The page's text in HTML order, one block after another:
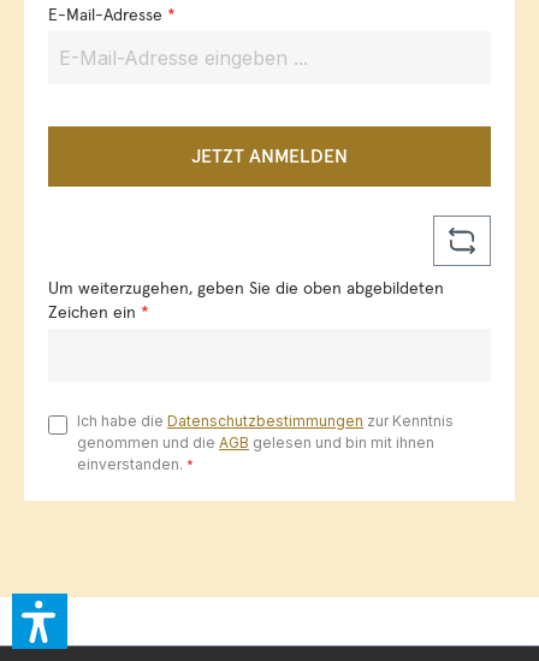
E-Mail-Adresse *
JETZT ANMELDEN
Um weiterzugehen, geben Sie die oben abgebildeten
Zeichen ein *
Ich habe die Datenschutzbestimmungen zur Kenntnis
genommen und die AGB gelesen und bin mit ihnen
einverstanden. *